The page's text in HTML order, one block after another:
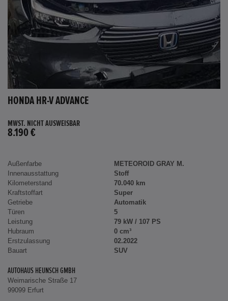
HONDA HR-V ADVANCE
MWST. NICHT AUSWEISBAR
8.190 €
Außenfarbe
METEOROID GRAY M.
Innenausstattung
Stoff
Kilometerstand
70.040 km
Kraftstoffart
Super
Getriebe
Automatik
Türen
5
Leistung
79 kW / 107 PS
Hubraum
0 cm³
Erstzulassung
02.2022
Bauart
SUV
AUTOHAUS HEUNSCH GMBH
Weimarische Straße 17
99099 Erfurt